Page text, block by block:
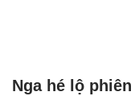
Nga hé lộ